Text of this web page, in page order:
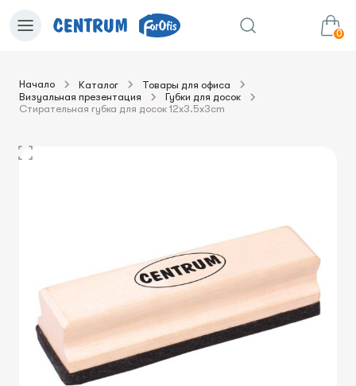
0
в корзину Сумма:
Начало Каталог
Товары для офиса
Визуальная презентация
Губки для досок
Стирательная губка для досок 12x3.5x3cm